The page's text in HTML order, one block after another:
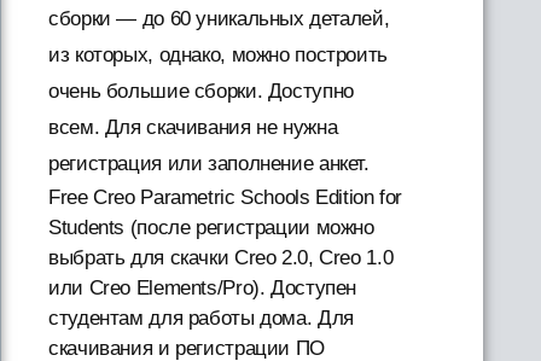
сборки — до 60 уникальных деталей,
из которых, однако, можно построить
очень большие сборки. Доступно
всем. Для скачивания не нужна
регистрация или заполнение анкет.
Free Creo Parametric Schools Edition for
Students (после регистрации можно
выбрать для скачки Creo 2.0, Creo 1.0
или Creo Elements/Pro). Доступен
студентам для работы дома. Для
скачивания и регистрации ПО